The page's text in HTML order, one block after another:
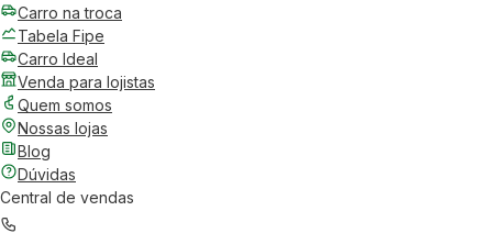
Carro na troca
Tabela Fipe
Carro Ideal
Venda para lojistas
Quem somos
Nossas lojas
Blog
Dúvidas
Central de vendas